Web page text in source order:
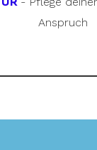
Anspruch